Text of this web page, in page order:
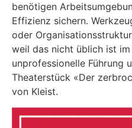
benötigen
Effizienz sichern.
oder
weil das nicht üblich ist
unprofessionelle Führung
Theaterstück «Der
von Kleist.